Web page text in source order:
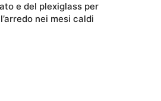
e del plexiglass per
nei mesi caldi